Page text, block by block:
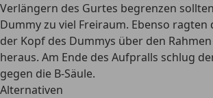
Verlängern des Gurtes begrenzen
Dummy zu viel Freiraum. Ebenso ragten
der Kopf des Dummys über den
heraus. Am Ende des Aufpralls schlug
gegen die B-Säule.
Alternativen